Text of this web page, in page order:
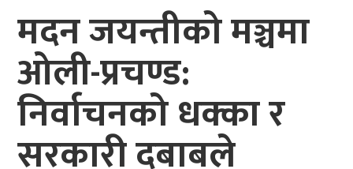
मदन जयन्तीको मञ्चमा
ओली-प्रचण्ड:
निर्वाचनको धक्का र
सरकारी दबाबले